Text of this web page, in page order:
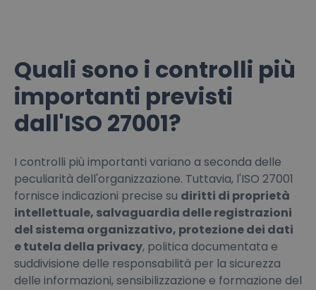
Quali sono i controlli più
importanti previsti
dall'ISO 27001?
I controlli più importanti variano a seconda delle
peculiarità dell'organizzazione. Tuttavia, l'ISO 27001
fornisce indicazioni precise su diritti di proprietà
intellettuale, salvaguardia delle registrazioni
del sistema organizzativo, protezione dei dati
e tutela della privacy, politica documentata e
suddivisione delle responsabilità per la sicurezza
delle informazioni, sensibilizzazione e formazione del